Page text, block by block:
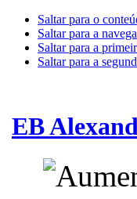
Saltar para o
Saltar para a
Saltar para a
Saltar para a
EB